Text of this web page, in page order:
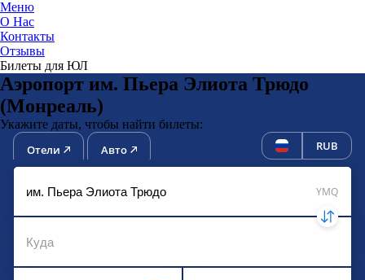
Меню
О Нас
Контакты
Отзывы
Билеты для ЮЛ
Аэропорт им. Пьера Элиота Трюдо
(Монреаль)
Укажите даты, чтобы найти билеты:
Отели Авто RUB
YMQ